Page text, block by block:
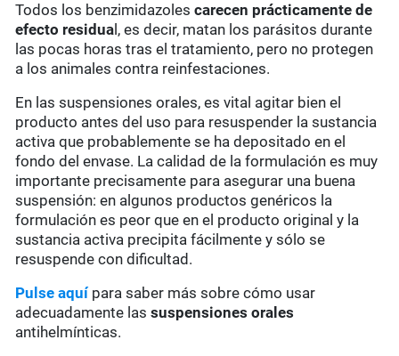
Todos los benzimidazolescarecen prácticamente de
efecto residua l, es decir, matan los parásitos durante
las pocas horas tras el tratamiento, pero no protegen
a los animales contra reinfestaciones.
En las suspensiones orales, es vital agitar bien el
producto antes del uso para resuspender la sustancia
activa que probablemente se ha depositado en el
fondo del envase. La calidad de la formulación es muy
importante precisamente para asegurar una buena
suspensión: en algunos productos genéricos la
formulación es peor que en el producto original y la
sustancia activa precipita fácilmente y sólo se
resuspende con dificultad.
Pulse aquí para saber más sobre cómo usar
adecuadamente lassuspensiones orales
antihelmínticas.